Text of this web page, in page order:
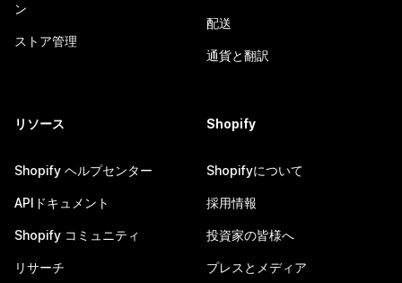
ン
ストア管理
配送
通貨と翻訳
リソース
Shopify ヘルプセンター
APIドキュメント
Shopify コミュニティ
リサーチ
Shopify
Shopifyについて
採用情報
投資家の皆様へ
プレスとメディア